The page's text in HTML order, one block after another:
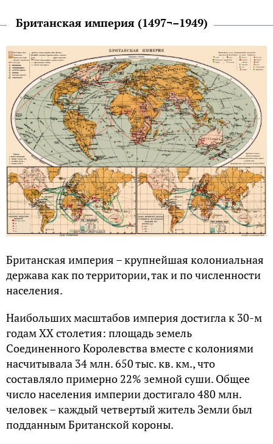
Британская империя (1497¬–1949)
Британская империя – крупнейшая колониальная
держава как по территории, так и по численности
населения.
Наибольших масштабов империя достигла к 30-м
годам XX столетия: площадь земель
Соединенного Королевства вместе с колониями
насчитывала 34 млн. 650 тыс. кв. км., что
составляло примерно 22% земной суши. Общее
число населения империи достигало 480 млн.
человек – каждый четвертый житель Земли был
подданным Британской короны.